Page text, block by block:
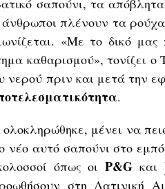
πλένουν τα
«Με το δικό μας
καθαρισμού», τονίζει ο
πριν και μετά την
.
μένει να
νέο αυτό σαπούνι στο
όπως οιP&G και
στη Λατινική